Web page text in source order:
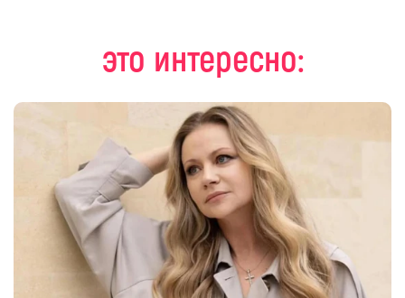
это интересно: